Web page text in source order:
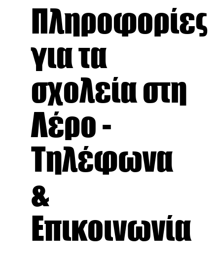
Πληροφορίες
για τα
σχολεία στη
Λέρο -
Τηλέφωνα
&
Επικοινωνία